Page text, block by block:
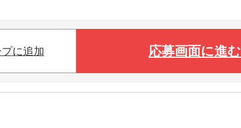
に追加 応募画面に進む